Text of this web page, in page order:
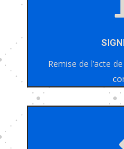
Remise de l’acte